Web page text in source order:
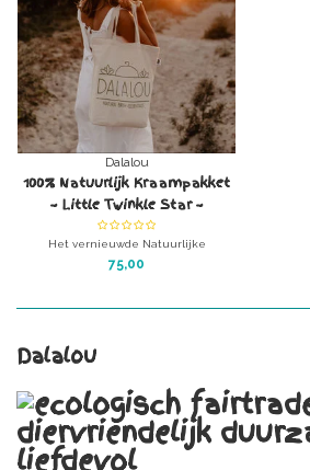
Dalalou
100% Natuurlijk Kraampakket
~ Little Twinkle Star ~
Het vernieuwde Natuurlijke
Kraampakket bevat alle
biologisch (afbreekbaar), eerlijk en
75,00
Dalalou